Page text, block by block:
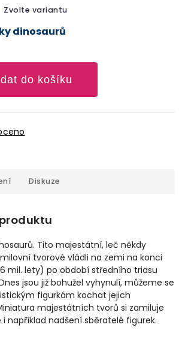
Zvolte variantu
do košíku
dinosaurů
Diskuze
Tito majestátní, leč někdy
tvorové vládli na zemi na konci
mil. lety) po období středního triasu
jsou již bohužel vyhynulí, můžeme se
figurkám kochat jejich
majestátních tvorů si zamiluje
i například nadšení sběratelé figurek.